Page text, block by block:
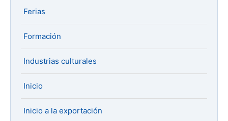
Ferias
Formación
Industrias culturales
Inicio
Inicio a la exportación